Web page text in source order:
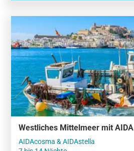
Westliches Mittelmeer mit AIDA
AIDAcosma & AIDAstella